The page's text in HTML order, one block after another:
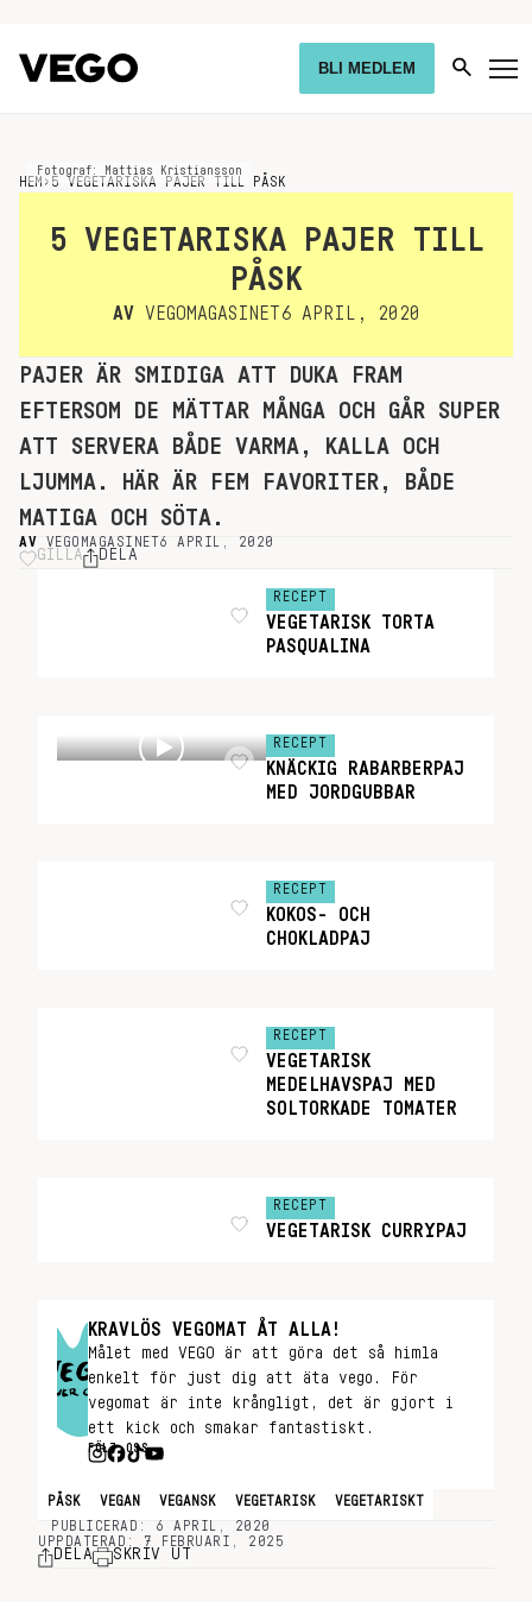
BLI MEDLEM
HEM › 5 VEGETARISKA PAJER TILL PÅSK
Fotograf: Mattias Kristiansson
5 VEGETARISKA PAJER TILL
PÅSK
AV VEGOMAGASINET 6 APRIL, 2020
PAJER ÄR SMIDIGA ATT DUKA FRAM
EFTERSOM DE MÄTTAR MÅNGA OCH GÅR SUPER
ATT SERVERA BÅDE VARMA, KALLA OCH
LJUMMA. HÄR ÄR FEM FAVORITER, BÅDE
MATIGA OCH SÖTA.
AV VEGOMAGASINET6 APRIL, 2020
GILLA DELA
RECEPT
VEGETARISK TORTA
PASQUALINA
RECEPT
KNÄCKIG RABARBERPAJ
MED JORDGUBBAR
RECEPT
KOKOS- OCH
CHOKLADPAJ
RECEPT
VEGETARISK
MEDELHAVSPAJ MED
SOLTORKADE TOMATER
RECEPT
VEGETARISK CURRYPAJ
KRAVLÖS VEGOMAT ÅT ALLA!
Målet med VEGO är att göra det så himla
enkelt för just dig att äta vego. För
vegomat är inte krångligt, det är gjort i
ett kick och smakar fantastiskt.
FÖLJ OSS
PÅSK VEGAN VEGANSK VEGETARISK
VEGETARISKT
PUBLICERAD: 6 APRIL, 2020
UPPDATERAD: 7 FEBRUARI, 2025
DELA SKRIV UT